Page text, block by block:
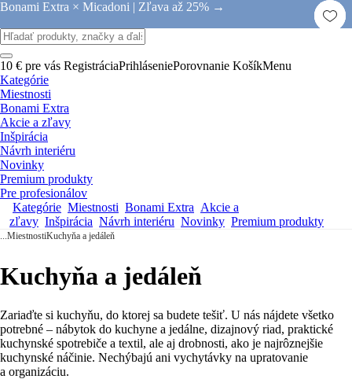
Bonami Extra × Micadoni | Zľava až 25% →
10 € pre vás RegistráciaPrihláseniePorovnanie KošíkMenu
Kategórie
Miestnosti
Bonami Extra
Akcie a zľavy
Inšpirácia
Návrh interiéru
Novinky
Premium produkty
Pre profesionálov
Kategórie Miestnosti Bonami Extra Akcie a
zľavy Inšpirácia Návrh interiéru Novinky Premium produkty
...MiestnostiKuchyňa a jedáleň
Kuchyňa a jedáleň
Zariaďte si kuchyňu, do ktorej sa budete tešiť. U nás nájdete všetko
potrebné – nábytok do kuchyne a jedálne, dizajnový riad, praktické
kuchynské spotrebiče a textil, ale aj drobnosti, ako je najrôznejšie
kuchynské náčinie. Nechýbajú ani vychytávky na upratovanie
a organizáciu.